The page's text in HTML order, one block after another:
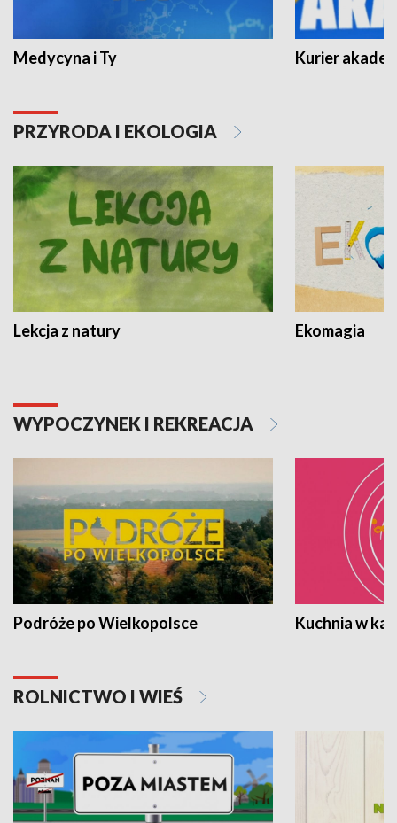
Medycyna i Ty Kurier
PRZYRODA I EKOLOGIA
Lekcja z natury Ekomagia
WYPOCZYNEK I REKREACJA
Podróże po Wielkopolsce Kuchnia w
ROLNICTWO I WIEŚ